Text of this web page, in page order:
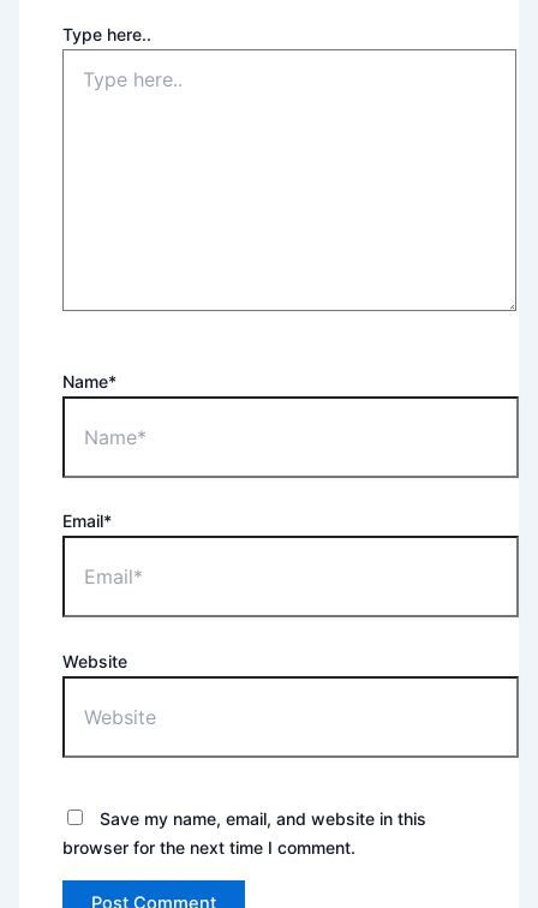
Type here..
Name*
Email*
Website
Save my name, email, and website in this
browser for the next time I comment.